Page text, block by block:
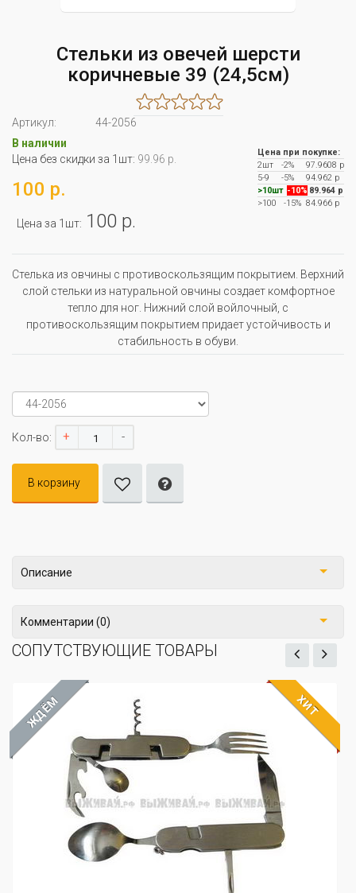
Стельки из овечей шерсти
коричневые 39 (24,5см)
Артикул:
44-2056
В наличии
Цена без скидки за 1шт: 99.96 р.
100 р.
Цена за 1шт: 100 р.
Цена при покупке:
2шт
-2%
97.9608 р
5-9
-5%
94.962 р
>10шт -10% 89.964 р
>100
-15% 84.966 р
Стелька из овчины с противоскользящим покрытием. Верхний
слой стельки из натуральной овчины создает комфортное
тепло для ног. Нижний слой войлочный, с
противоскользящим покрытием придает устойчивость и
стабильность в обуви.
Кол-во: + -
В корзину
Описание
Комментарии (0)
СОПУТСТВУЮЩИЕ ТОВАРЫ
ЖДЁМ ХИТ